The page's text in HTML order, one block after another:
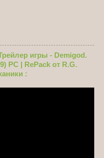
игры - Demigod.
PC | RePack от R.G.
: